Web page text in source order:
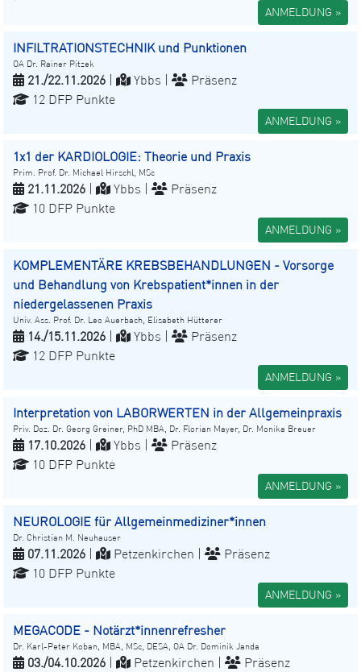
ANMELDUNG »
INFILTRATIONSTECHNIK und Punktionen
OA Dr. Rainer Pitzek
21./22.11.2026 Ybbs |
Präsenz
12 DFP Punkte
ANMELDUNG »
1x1 der KARDIOLOGIE: Theorie und Praxis
Prim. Prof. Dr. Michael Hirschl, MSc
21.11.2026 Ybbs |
Präsenz
10 DFP Punkte
ANMELDUNG »
KOMPLEMENTÄRE KREBSBEHANDLUNGEN - Vorsorge
und Behandlung von Krebspatient*innen in der
niedergelassenen Praxis
Univ. Ass. Prof. Dr. Leo Auerbach, Elisabeth Hütterer
14./15.11.2026 Ybbs |
Präsenz
12 DFP Punkte
ANMELDUNG »
Interpretation von LABORWERTEN in der Allgemeinpraxis
Priv. Doz. Dr. Georg Greiner, PhD MBA, Dr. Florian Mayer, Dr. Monika Breuer
17.10.2026 Ybbs |
Präsenz
10 DFP Punkte
ANMELDUNG »
NEUROLOGIE für Allgemeinmediziner*innen
Dr. Christian M. Neuhauser
07.11.2026 Petzenkirchen |
Präsenz
10 DFP Punkte
ANMELDUNG »
MEGACODE - Notärzt*innenrefresher
Dr. Karl-Peter Koban, MBA, MSc, DESA, OA Dr. Dominik Janda
03./04.10.2026 Petzenkirchen | Präsenz